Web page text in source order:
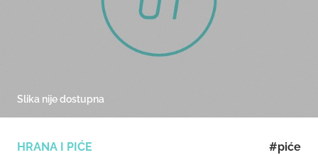
HRANA I PIĆE #piće
Slika nije dostupna